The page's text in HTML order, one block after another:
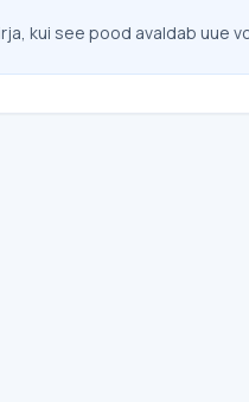
kui see pood avaldab uue